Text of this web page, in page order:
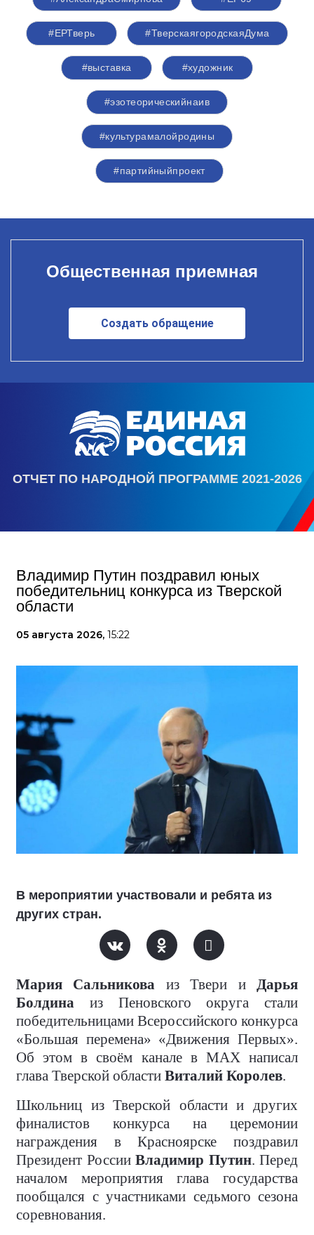
#ЕРТверь #ТверскаягородскаяДума
#выставка #художник
#эзотеорическийнаив
#культурамалойродины
#партийныйпроект
Общественная приемная
Создать обращение
ОТЧЕТ ПО НАРОДНОЙ ПРОГРАММЕ 2021-2026
Владимир Путин поздравил юных
победительниц конкурса из Тверской
области
05 августа 2026, 15:22
В мероприятии участвовали и ребята из
других стран.
Мария Сальникова из Твери иДарья
Болдина из Пеновского округа стали
победительницами Всероссийского конкурса
«Большая перемена» «Движения Первых».
Об этом в своём канале в MAX написал
глава Тверской области Виталий Королев.
Школьниц из Тверской области и других
финалистов конкурса на церемонии
награждения в Красноярске поздравил
Президент России Владимир Путин. Перед
началом мероприятия глава государства
пообщался с участниками седьмого сезона
соревнования.